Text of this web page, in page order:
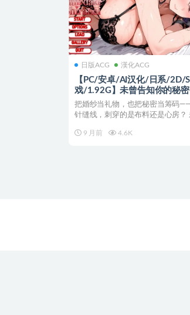
日版ACG 漢化ACG
【PC/安卓/AI汉化/日系/2D/
戏/1.92G】未曾告知你的秘密
Dake Shiranai) Ch.6Ver0.6.0 AI汉化
版+PC+安卓+日系2DSLG动态
把婚纱当礼物，也把秘密当筹码
针缝线，刺穿的是布料还是心房？
9 月前
4.6K